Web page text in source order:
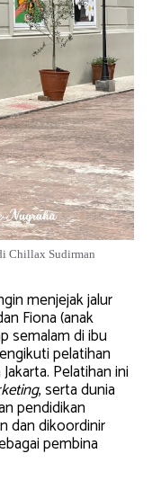
Chillax Sudirman
menjejak jalur
Fiona (anak
semalam di ibu
pelatihan
Pelatihan ini
, serta dunia
pendidikan
dan dikoordinir
pembina